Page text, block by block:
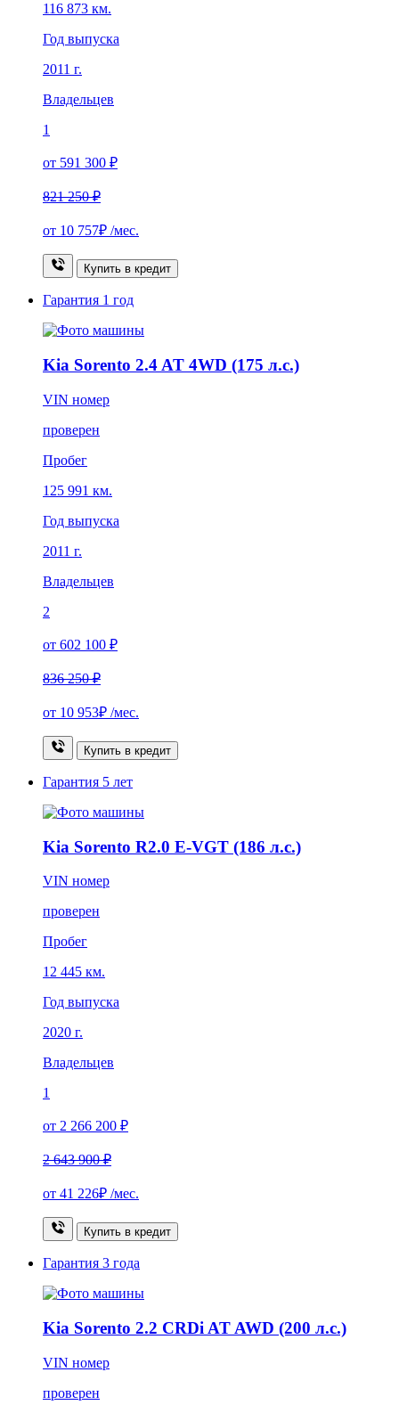
116 873 км.
Год выпуска
2011 г.
Владельцев
1
от 591 300 ₽
821 250 ₽
от 10 757₽ /мес.
Купить в кредит
Гарантия 1 год
Kia Sorento 2.4 AT 4WD (175 л.с.)
VIN номер
проверен
Пробег
125 991 км.
Год выпуска
2011 г.
Владельцев
2
от 602 100 ₽
836 250 ₽
от 10 953₽ /мес.
Купить в кредит
Гарантия 5 лет
Kia Sorento R2.0 E-VGT (186 л.с.)
VIN номер
проверен
Пробег
12 445 км.
Год выпуска
2020 г.
Владельцев
1
от 2 266 200 ₽
2 643 900 ₽
от 41 226₽ /мес.
Купить в кредит
Гарантия 3 года
Kia Sorento 2.2 CRDi AT AWD (200 л.с.)
VIN номер
проверен